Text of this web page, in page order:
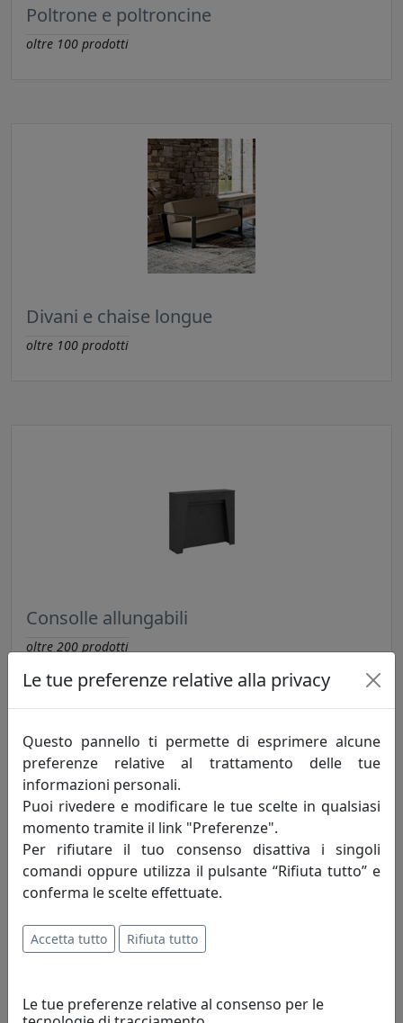
Poltrone e poltroncine
oltre 100 prodotti
Divani e chaise longue
oltre 100 prodotti
Consolle allungabili
oltre 200 prodotti
Tavoli allungabili
oltre200prodotti
Le tue preferenze relative alla privacy
Questo pannello ti permette di esprimere alcune
preferenze relative al trattamento delle tue
informazioni personali.
Puoi rivedere e modificare le tue scelte in qualsiasi
momento tramite il link "Preferenze".
Per rifiutare il tuo consenso disattiva i singoli
comandi oppure utilizza il pulsante “Rifiuta tutto” e
conferma le scelte effettuate.
Accetta tutto Rifiuta tutto
Le tue preferenze relative al consenso per le